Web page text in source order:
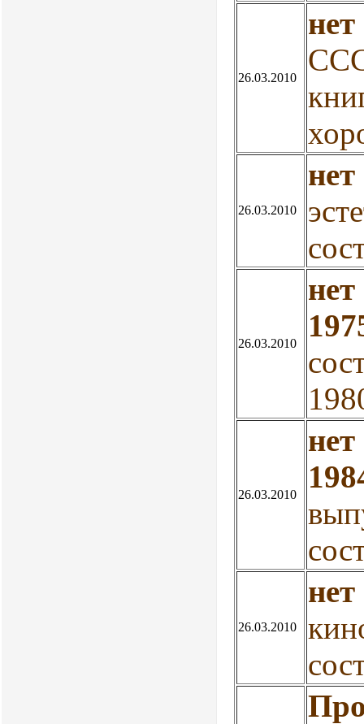
26.03.2010
26.03.2010
26.03.2010
26.03.2010
26.03.2010